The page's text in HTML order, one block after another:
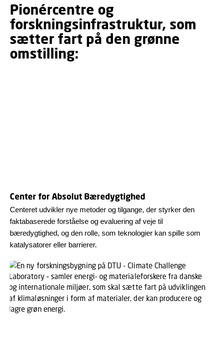
Pionércentre og
forskningsinfrastruktur, som
sætter fart på den grønne
omstilling:
Center for Absolut Bæredygtighed
Centeret udvikler nye metoder og tilgange, der styrker den
faktabaserede forståelse og evaluering af veje til
bæredygtighed, og den rolle, som teknologier kan spille som
katalysatorer eller barrierer.